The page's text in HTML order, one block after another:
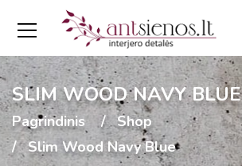
SLIM WOOD NAVY BLUE
Pagrindinis
Shop
Slim Wood Navy Blue